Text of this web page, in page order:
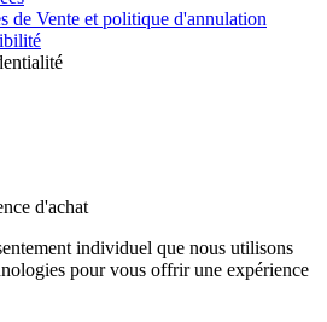
de Vente et politique d'annulation
d'achat
individuel que nous utilisons
pour vous offrir une expérience